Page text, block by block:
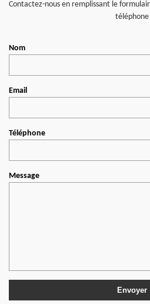
Contactez-nous en remplissant le
téléphone
Nom
Email
Téléphone
Message